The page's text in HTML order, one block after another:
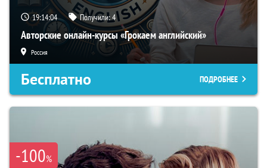
19:14:03 Получили:4
Авторские онлайн-курсы «Грокаем английский»
Россия
Бесплатно ПОДРОБНЕЕ
-100%